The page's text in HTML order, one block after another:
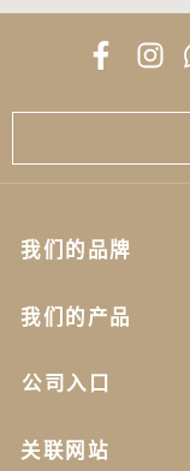
我们的品牌
我们的产品
公司入口
关联网站